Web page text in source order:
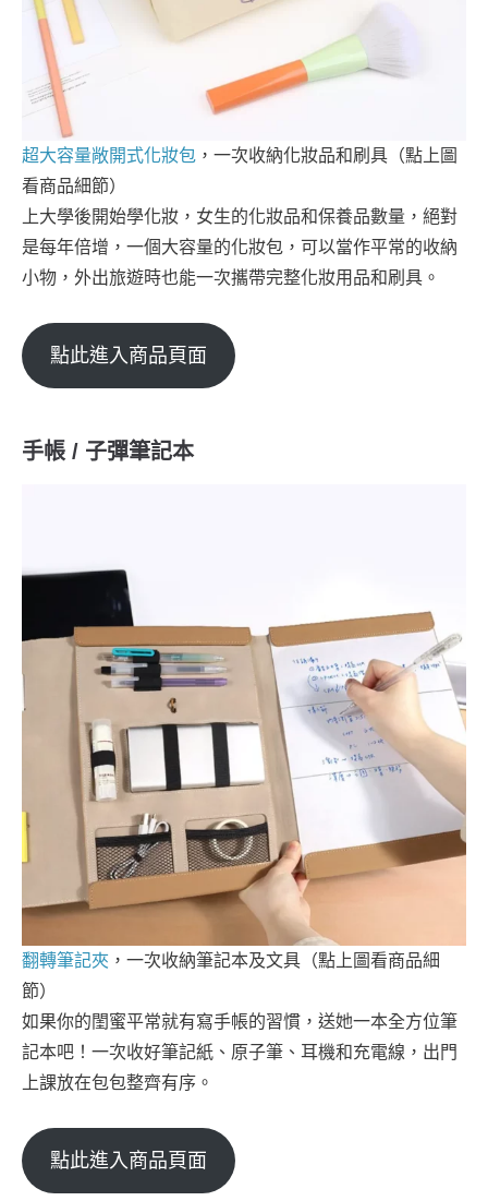
超大容量敞開式化妝包 ，一次收納化妝品和刷具（點上圖
看商品細節）
上大學後開始學化妝，女生的化妝品和保養品數量，絕對
是每年倍增，一個大容量的化妝包，可以當作平常的收納
小物，外出旅遊時也能一次攜帶完整化妝用品和刷具。
點此進入商品頁面
手帳 / 子彈筆記本
翻轉筆記夾 ，一次收納筆記本及文具（點上圖看商品細
節）
如果你的閨蜜平常就有寫手帳的習慣，送她一本全方位筆
記本吧！一次收好筆記紙、原子筆、耳機和充電線，出門
上課放在包包整齊有序。
點此進入商品頁面